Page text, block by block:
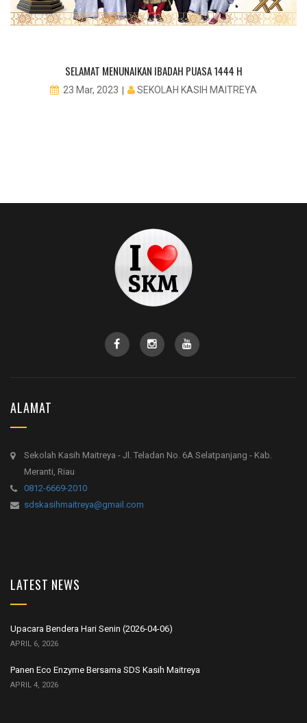
SELAMAT MENUNAIKAN IBADAH PUASA 1444 H
23 Mar, 2023 SEKOLAH KASIH MAITREYA
ALAMAT
Sekolah Kasih Maitreya - Jl. Teladan No. 6A Selatpanjang - Kab.
Meranti, Riau
0812-6669-2010
sdskasihmaitreya@gmail.com
LATEST NEWS
Upacara Bendera Hari Senin (2026-04-06)
APRIL 6, 2026
Panen Eco Enzyme Bersama SDS Kasih Maitreya
APRIL 4, 2026